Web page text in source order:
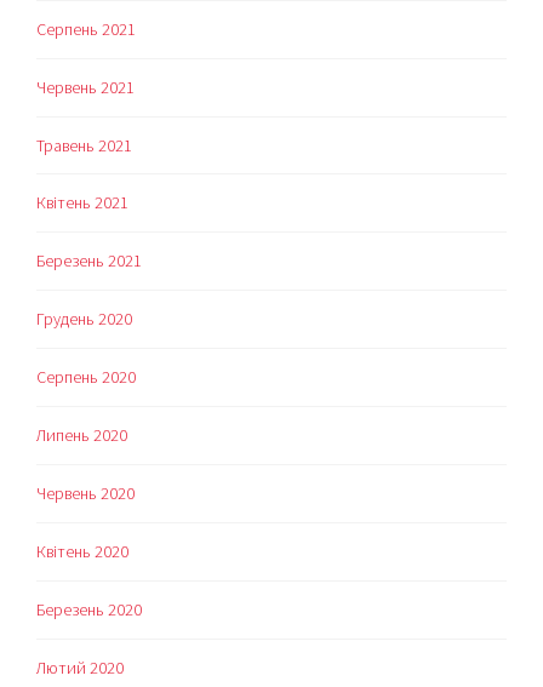
Серпень 2021
Червень 2021
Травень 2021
Квітень 2021
Березень 2021
Грудень 2020
Серпень 2020
Липень 2020
Червень 2020
Квітень 2020
Березень 2020
Лютий 2020